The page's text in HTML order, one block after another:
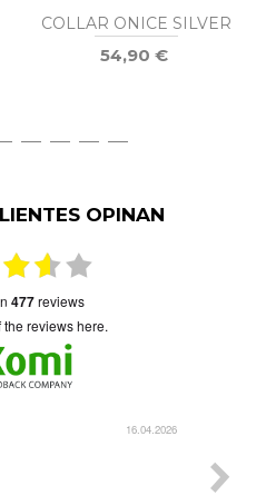
COLLAR ONICE SILVER
54,90 €
OPINAN
477reviews
the reviews here.
Árbol de la vida con cuatro
precioso. Contentísima con la